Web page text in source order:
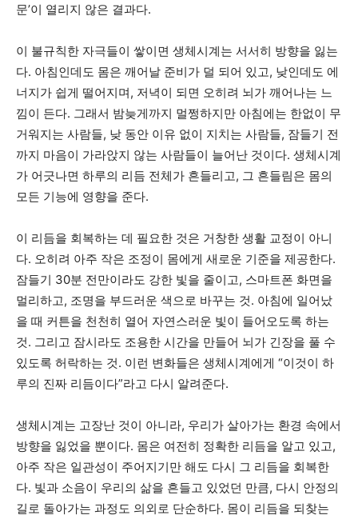
문’이 열리지 않은 결과다.
이 불규칙한 자극들이 쌓이면 생체시계는 서서히 방향을 잃는
다. 아침인데도 몸은 깨어날 준비가 덜 되어 있고, 낮인데도 에
너지가 쉽게 떨어지며, 저녁이 되면 오히려 뇌가 깨어나는 느
낌이 든다. 그래서 밤늦게까지 멀쩡하지만 아침에는 한없이 무
거워지는 사람들, 낮 동안 이유 없이 지치는 사람들, 잠들기 전
까지 마음이 가라앉지 않는 사람들이 늘어난 것이다. 생체시계
가 어긋나면 하루의 리듬 전체가 흔들리고, 그 흔들림은 몸의
모든 기능에 영향을 준다.
이 리듬을 회복하는 데 필요한 것은 거창한 생활 교정이 아니
다. 오히려 아주 작은 조정이 몸에게 새로운 기준을 제공한다.
잠들기 30분 전만이라도 강한 빛을 줄이고, 스마트폰 화면을
멀리하고, 조명을 부드러운 색으로 바꾸는 것. 아침에 일어났
을 때 커튼을 천천히 열어 자연스러운 빛이 들어오도록 하는
것. 그리고 잠시라도 조용한 시간을 만들어 뇌가 긴장을 풀 수
있도록 허락하는 것. 이런 변화들은 생체시계에게 “이것이 하
루의 진짜 리듬이다”라고 다시 알려준다.
생체시계는 고장난 것이 아니라, 우리가 살아가는 환경 속에서
방향을 잃었을 뿐이다. 몸은 여전히 정확한 리듬을 알고 있고,
아주 작은 일관성이 주어지기만 해도 다시 그 리듬을 회복한
다. 빛과 소음이 우리의 삶을 흔들고 있었던 만큼, 다시 안정의
길로 돌아가는 과정도 의외로 단순하다. 몸이 리듬을 되찾는